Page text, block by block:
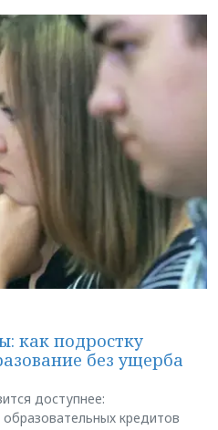
как подростку
без ущерба
доступнее:
кредитов